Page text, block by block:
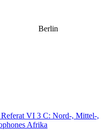
Berlin
VI 3 C: Nord-, Mittel-,
Afrika